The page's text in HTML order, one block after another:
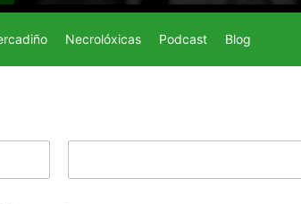
Necrolóxicas Podcast Blog